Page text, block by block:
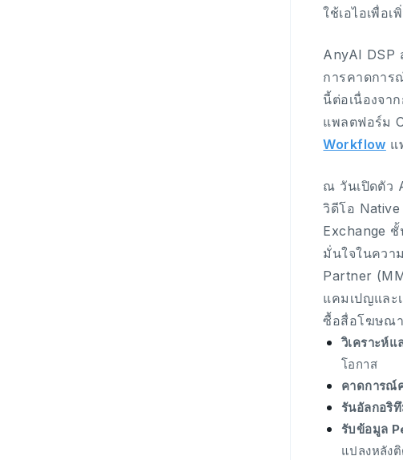
ใช้เอไอเพื่อ
AnyAI DSP
การคาดการ
นี้ต่อเนื่องจา
แพลตฟอร์ม
Workflow แ
ณ วันเปิดตัว
วิดีโอ
Exchange
มั่นใจในควา
Partner
แคมเปญและ
ซื้อสื่อโฆษณา
วิเคราะห์
โอกาส
คาดการณ์
รันอัลกอริ
รับข้อมูล
แปลงหลัง